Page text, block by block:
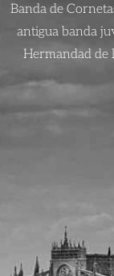
Banda de
antigua banda
Hermandad de